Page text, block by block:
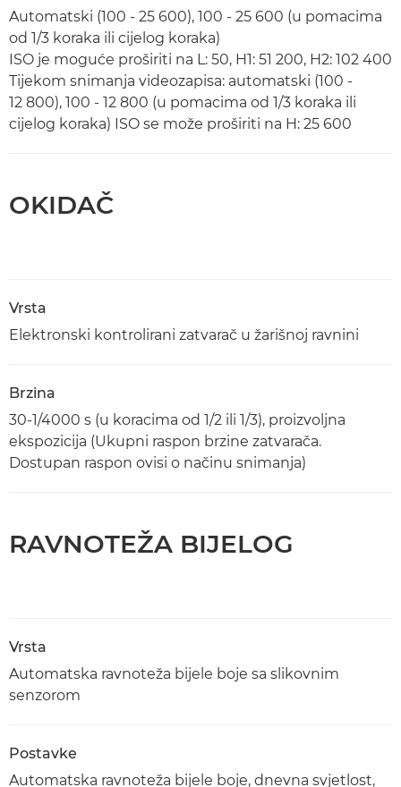
Automatski (100 - 25 600), 100 - 25 600 (u pomacima
od 1/3 koraka ili cijelog koraka)
ISO je moguće proširiti na L: 50, H1: 51 200, H2: 102 400
Tijekom snimanja videozapisa: automatski (100 -
12 800), 100 - 12 800 (u pomacima od 1/3 koraka ili
cijelog koraka) ISO se može proširiti na H: 25 600
OKIDAČ
Vrsta
Elektronski kontrolirani zatvarač u žarišnoj ravnini
Brzina
30-1/4000 s (u koracima od 1/2 ili 1/3), proizvoljna
ekspozicija (Ukupni raspon brzine zatvarača.
Dostupan raspon ovisi o načinu snimanja)
RAVNOTEŽA BIJELOG
Vrsta
Automatska ravnoteža bijele boje sa slikovnim
senzorom
Postavke
Automatska ravnoteža bijele boje, dnevna svjetlost,